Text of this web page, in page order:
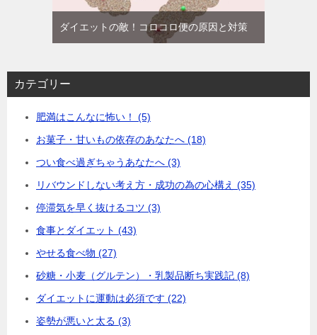
ダイエットの敵！コロコロ便の原因と対策
カテゴリー
肥満はこんなに怖い！ (5)
お菓子・甘いもの依存のあなたへ (18)
つい食べ過ぎちゃうあなたへ (3)
リバウンドしない考え方・成功の為の心構え (35)
停滞気を早く抜けるコツ (3)
食事とダイエット (43)
やせる食べ物 (27)
砂糖・小麦（グルテン）・乳製品断ち実践記 (8)
ダイエットに運動は必須です (22)
姿勢が悪いと太る (3)